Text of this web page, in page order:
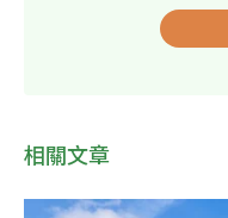
相關文章